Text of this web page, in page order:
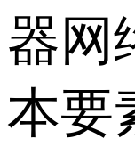
器网
本要